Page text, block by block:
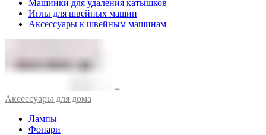
Машинки для удаления катышков
Иглы для швейных машин
Аксессуары к швейным машинам
Аксессуары для дома
Лампы
Фонари